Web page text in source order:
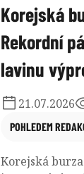
upisovací
především
Korejská
Rekordní
lavinu
POHLEDEM
21.07.2026
Korejská burza